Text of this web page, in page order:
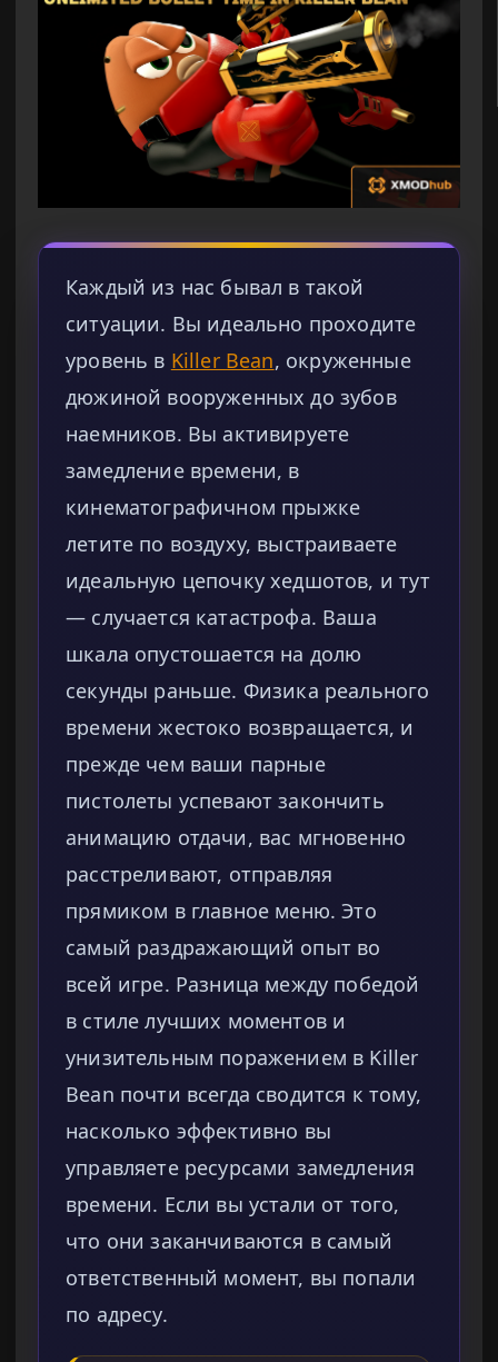
Каждый из нас бывал в такой
ситуации. Вы идеально проходите
уровень в Killer Bean, окруженные
дюжиной вооруженных до зубов
наемников. Вы активируете
замедление времени, в
кинематографичном прыжке
летите по воздуху, выстраиваете
идеальную цепочку хедшотов, и тут
— случается катастрофа. Ваша
шкала опустошается на долю
секунды раньше. Физика реального
времени жестоко возвращается, и
прежде чем ваши парные
пистолеты успевают закончить
анимацию отдачи, вас мгновенно
расстреливают, отправляя
прямиком в главное меню. Это
самый раздражающий опыт во
всей игре. Разница между победой
в стиле лучших моментов и
унизительным поражением в Killer
Bean почти всегда сводится к тому,
насколько эффективно вы
управляете ресурсами замедления
времени. Если вы устали от того,
что они заканчиваются в самый
ответственный момент, вы попали
по адресу.